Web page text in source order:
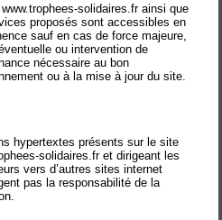
www.trophees-solidaires.fr ainsi que
proposés sont accessibles en
sauf en cas de force majeure,
ou intervention de
nécessaire au bon
ou à la mise à jour du site.
hypertextes présents sur le site
solidaires.fr et dirigeant les
vers d’autres sites internet
pas la responsabilité de la